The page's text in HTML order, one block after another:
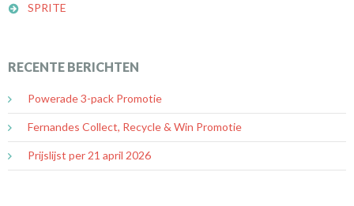
SPRITE
RECENTE BERICHTEN
Powerade 3-pack Promotie
Fernandes Collect, Recycle & Win Promotie
Prijslijst per 21 april 2026